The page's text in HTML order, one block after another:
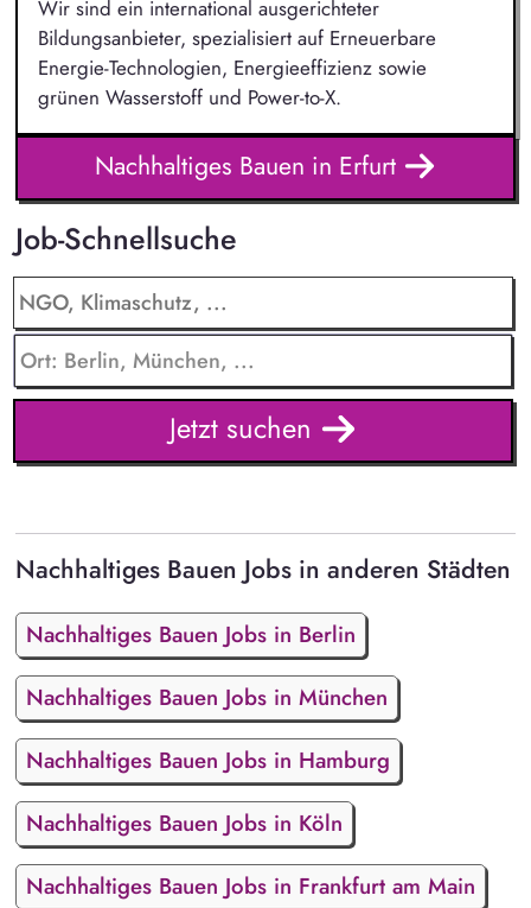
Wir sind ein international ausgerichteter
Bildungsanbieter, spezialisiert auf Erneuerbare
Energie-Technologien, Energieeffizienz sowie
grünen Wasserstoff und Power-to-X.
Nachhaltiges Bauen in Erfurt
Job-Schnellsuche
Jetzt suchen
Nachhaltiges Bauen Jobs in anderen Städten
Nachhaltiges Bauen Jobs in Berlin
Nachhaltiges Bauen Jobs in München
Nachhaltiges Bauen Jobs in Hamburg
Nachhaltiges Bauen Jobs in Köln
Nachhaltiges Bauen Jobs in Frankfurt am Main